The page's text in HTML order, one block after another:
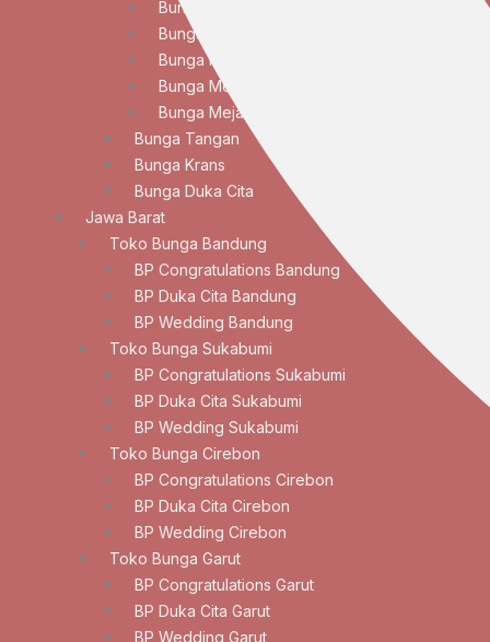
Bunga Meja Elegan
Bunga Meja Lily
Bunga Meja Mawar
Bunga Meja Standar
Bunga Meja Tulip
Bunga Tangan
Bunga Krans
Bunga Duka Cita
Jawa Barat
Toko Bunga Bandung
BP Congratulations Bandung
BP Duka Cita Bandung
BP Wedding Bandung
Toko Bunga Sukabumi
BP Congratulations Sukabumi
BP Duka Cita Sukabumi
BP Wedding Sukabumi
Toko Bunga Cirebon
BP Congratulations Cirebon
BP Duka Cita Cirebon
BP Wedding Cirebon
Toko Bunga Garut
BP Congratulations Garut
BP Duka Cita Garut
BP Wedding Garut